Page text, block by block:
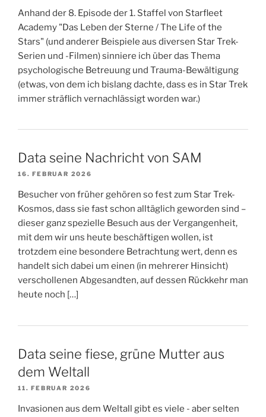
Anhand der 8. Episode der 1. Staffel von Starfleet
Academy "Das Leben der Sterne / The Life of the
Stars" (und anderer Beispiele aus diversen Star Trek-
Serien und -Filmen) sinniere ich über das Thema
psychologische Betreuung und Trauma-Bewältigung
(etwas, von dem ich bislang dachte, dass es in Star Trek
immer sträflich vernachlässigt worden war.)
Data seine Nachricht von SAM
16. FEBRUAR 2026
Besucher von früher gehören so fest zum Star Trek-
Kosmos, dass sie fast schon alltäglich geworden sind –
dieser ganz spezielle Besuch aus der Vergangenheit,
mit dem wir uns heute beschäftigen wollen, ist
trotzdem eine besondere Betrachtung wert, denn es
handelt sich dabei um einen (in mehrerer Hinsicht)
verschollenen Abgesandten, auf dessen Rückkehr man
heute noch […]
Data seine fiese, grüne Mutter aus
dem Weltall
11. FEBRUAR 2026
Invasionen aus dem Weltall gibt es viele - aber selten